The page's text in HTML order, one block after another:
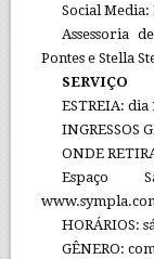
Social
Assessoria
Pontes e Stella
SERVIÇO
ESTREIA: dia
INGRESSOS
ONDE
Espaço
HORÁRIOS:
GÊNERO: